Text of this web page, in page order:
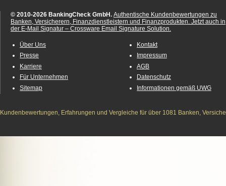
© 2010-2026 BankingCheck GmbH. Authentische Kundenbewertungen zu
Banken, Versicherern, Finanzdienstleistern und Finanzprodukten. Jetzt auch in
der E-Mail Signatur – Crossware Email Signature Solution.
Über Uns
Presse
Karriere
Für Unternehmen
Sitemap
Kontakt
Impressum
AGB
Datenschutz
Informationen gemäß UWG
Kundenbewertungen, Erfahrungen und Vergleiche für über 1081 Banken,